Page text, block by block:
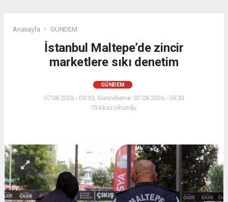
Anasayfa GÜNDEM
İstanbul Maltepe’de zincir
marketlere sıkı denetim
GÜNDEM
07.08.2026 - 09:33, Güncelleme: 07.08.2026 - 09:33
734 kez okundu.